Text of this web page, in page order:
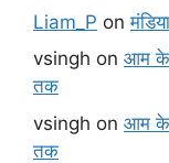
Liam_P on
vsingh on आम के
तक
vsingh on आम के
तक